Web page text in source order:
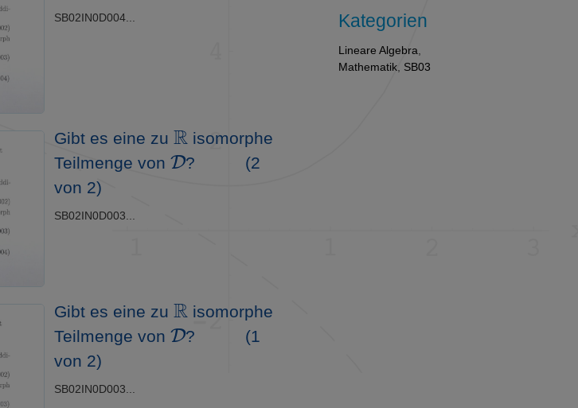
SB02IN0D004...
Gibt es eine zu
R
isomorphe
Teilmenge von
D
?
(2
von 2)
SB02IN0D003...
Gibt es eine zu
R
isomorphe
Teilmenge von
D
?
(1
von 2)
SB02IN0D003...
Kategorien
Lineare Algebra
Mathematik SB03